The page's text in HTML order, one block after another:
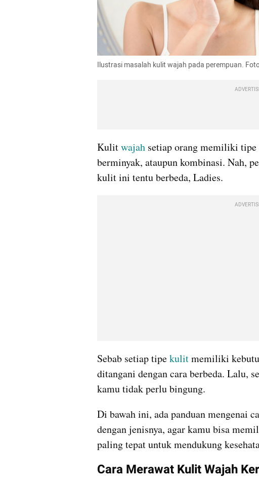
Ilustrasi masalah kulit wajah pada perempuan.
Kulit wajah setiap orang memiliki tipe
berminyak, ataupun kombinasi. Nah,
kulit ini tentu berbeda, Ladies.
Sebab setiap tipe kulit memiliki
ditangani dengan cara berbeda. Lalu,
kamu tidak perlu bingung.
Di bawah ini, ada panduan mengenai
dengan jenisnya, agar kamu bisa
paling tepat untuk mendukung
Cara Merawat Kulit Wajah